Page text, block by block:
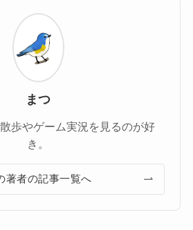
まつ
歩やゲーム実況を見るのが好
き。
著者の記事一覧へ